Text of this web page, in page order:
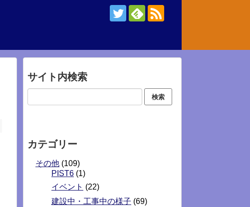
サイト内検索
カテゴリー
その他 (109)
PIST6 (1)
イベント (22)
建設中・工事中の様子 (69)